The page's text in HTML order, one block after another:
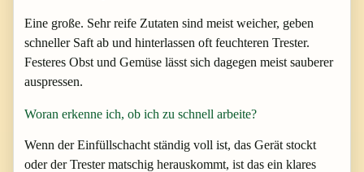
Eine große. Sehr reife Zutaten sind meist weicher, geben
schneller Saft ab und hinterlassen oft feuchteren Trester.
Festeres Obst und Gemüse lässt sich dagegen meist sauberer
auspressen.
Woran erkenne ich, ob ich zu schnell arbeite?
Wenn der Einfüllschacht ständig voll ist, das Gerät stockt
oder der Trester matschig herauskommt, ist das ein klares